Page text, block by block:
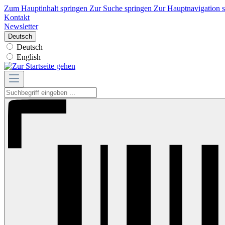
Zum Hauptinhalt springen Zur Suche springen Zur Hauptnavigation
Kontakt
Newsletter
Deutsch
Deutsch
English